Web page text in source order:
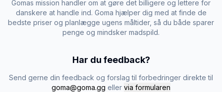
Gomas mission handler om at gøre det billigere og lettere for
danskere at handle ind. Goma hjælper dig med at finde de
bedste priser og planlægge ugens måltider, så du både sparer
penge og mindsker madspild.
Har du feedback?
Send gerne din feedback og forslag til forbedringer direkte til
goma@goma.gg eller via formularen